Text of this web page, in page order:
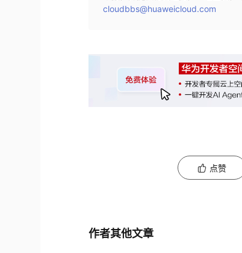
cloudbbs@huaweicloud.com
点赞
作者其他文章